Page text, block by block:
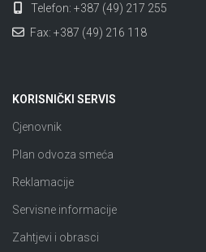
Telefon: +387 (49) 217 255
Fax: +387 (49) 216 118
KORISNIČKI SERVIS
Cjenovnik
Plan odvoza smeća
Reklamacije
Servisne informacije
Zahtjevi i obrasci